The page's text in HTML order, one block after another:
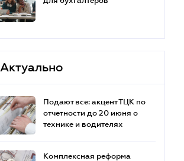
Актуально
Подают все: акцент ТЦК по
отчетности до 20 июня о
технике и водителях
Комплексная реформа